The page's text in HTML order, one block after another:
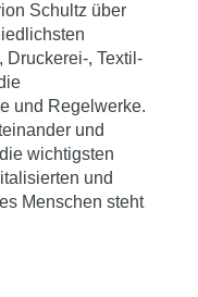
Schultz über
Druckerei-, Textil-
und Regelwerke.
und
wichtigsten
und
Menschen steht